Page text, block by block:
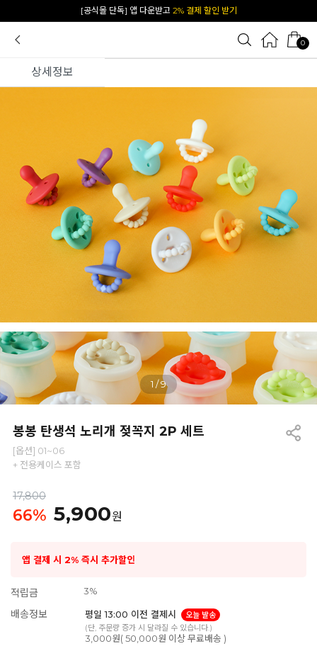
카카오 플친 추가하면1천원 즉시 할인 쿠폰
0
상세정보
1 /9
봉봉 탄생석 노리개 젖꼭지 2P 세트
[옵션] 01~06
+ 전용케이스 포함
17,800
66% 5,900원
앱 결제 시 2% 즉시 추가할인
적립금 3%
배송정보 평일 13:00 이전 결제시
오늘 발송
(단, 주문량 증가 시 달라질 수 있습니다.)
3,000원( 50,000원 이상 무료배송 )